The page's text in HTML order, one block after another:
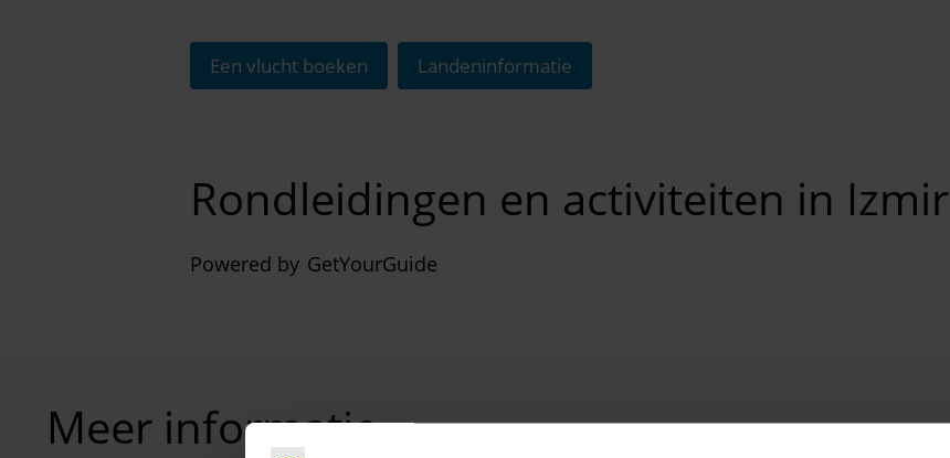
Een vlucht boeken Landeninformatie
Rondleidingen en activiteiten in Izmir
Powered by GetYourGuide
Meer informatie